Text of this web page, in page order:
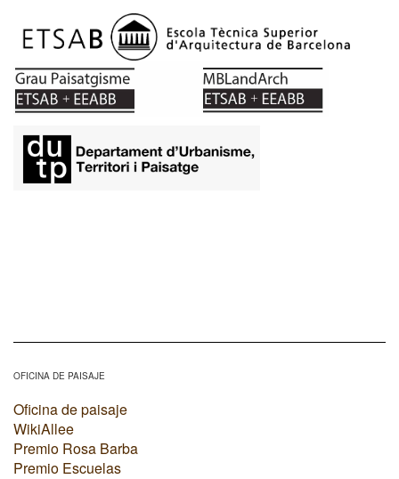
OFICINA DE PAISAJE
Oficina de paisaje
WikiAllee
Premio Rosa Barba
Premio Escuelas